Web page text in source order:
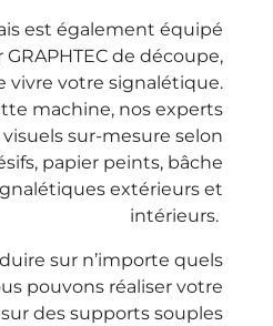
est également équipé
de découpe,
vivre votre signalétique.
machine, nos experts
sur-mesure selon
papier peints, bâche
extérieurs et
intérieurs.
sur n’importe quels
pouvons réaliser votre
des supports souples